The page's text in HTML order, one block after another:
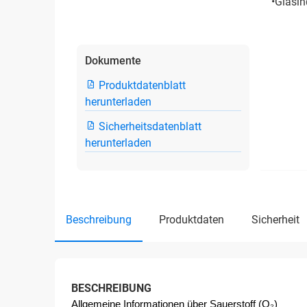
Dokumente
Produktdatenblatt
herunterladen
Sicherheitsdatenblatt
herunterladen
beschreibung produktdaten sicherheit
BESCHREIBUNG
Allgemeine Informationen über Sauerstoff (O₂)